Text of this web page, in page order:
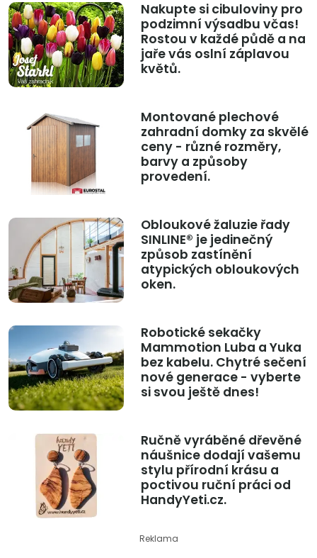
Nakupte si cibuloviny pro
podzimní výsadbu včas!
Rostou v každé půdě a na
jaře vás oslní záplavou
květů.
Montované plechové
zahradní domky za skvělé
ceny - různé rozměry,
barvy a způsoby
provedení.
Obloukové žaluzie řady
SINLINE® je jedinečný
způsob zastínění
atypických obloukových
oken.
Robotické sekačky
Mammotion Luba a Yuka
bez kabelu. Chytré sečení
nové generace - vyberte
si svou ještě dnes!
Ručně vyráběné dřevěné
náušnice dodají vašemu
stylu přírodní krásu a
poctivou ruční práci od
HandyYeti.cz.
Reklama